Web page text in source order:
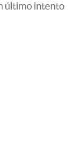
último intento